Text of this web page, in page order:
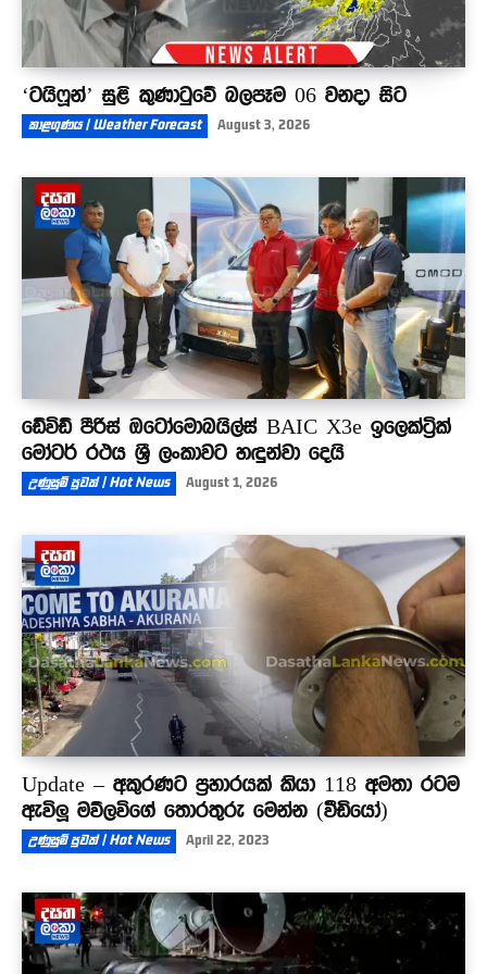
‘ටයිෆූන්’ සුළි කුණාටුවේ බලපෑම 06 වනදා සිට
කාළගුණය | Weather Forecast August 3, 2026
ඩේවිඩ් පීරිස් ඔටෝමොබයිල්ස් BAIC X3e ඉලෙක්ට්‍රික්
මෝටර් රථය ශ්‍රී ලංකාවට හඳුන්වා දෙයි
උණුසුම් පුවත් | Hot News August 1, 2026
Update – අකුරණට ප්‍රහාරයක් කියා 118 අමතා රටම
ඇවිලූ මව්ලවිගේ තොරතුරු මෙන්න (වීඩියෝ)
උණුසුම් පුවත් | Hot News April 22, 2023